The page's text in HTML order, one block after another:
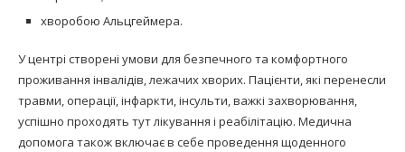
хворобою Альцгеймера.
У центрі створені умови для безпечного та комфортного
проживання інвалідів, лежачих хворих. Пацієнти, які перенесли
травми, операції, інфаркти, інсульти, важкі захворювання,
успішно проходять тут лікування і реабілітацію. Медична
допомога також включає в себе проведення щоденного